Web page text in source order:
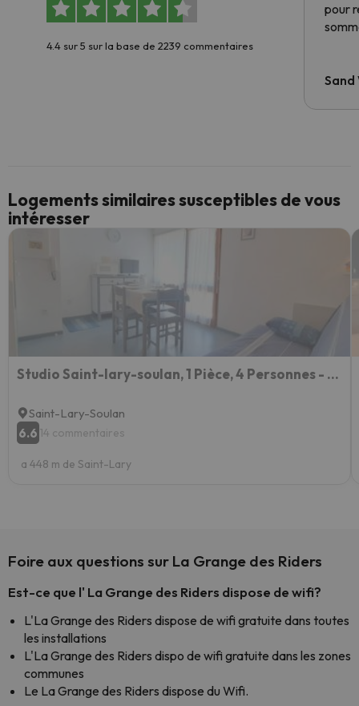
4.4 sur 5 sur la base de 2239 commentaires
pour
Sand
Logements similaires susceptibles de vous
intéresser
Studio Saint-lary-soulan, 1 Pièce, 4 Personnes - Fr-1-457-248
Saint-Lary-Soulan
6.6 14 commentaires
a 448 m de Saint-Lary
Foire aux questions sur La Grange des Riders
Est-ce que l' La Grange des Riders dispose de wifi?
L'La Grange des Riders dispose de wifi gratuite dans toutes
les installations
L'La Grange des Riders dispo de wifi gratuite dans les zones
communes
Le La Grange des Riders dispose du Wifi.